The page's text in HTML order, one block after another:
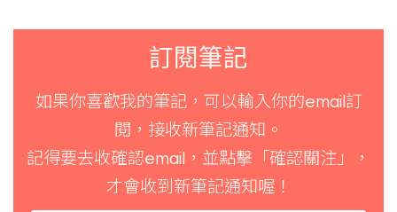
訂閱筆記
如果你喜歡我的筆記，可以輸入你的email訂
閱，接收新筆記通知。
記得要去收確認email，並點擊「確認關注」，
才會收到新筆記通知喔！